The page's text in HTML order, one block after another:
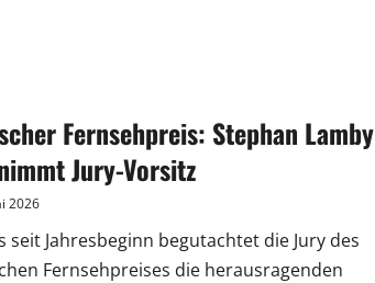
Fernsehpreis: Stephan Lamby
Jury-Vorsitz
2026
seit Jahresbeginn begutachtet die Jury des
Fernsehpreises die herausragenden